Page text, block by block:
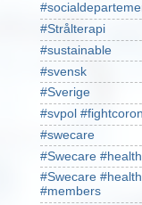
#Strålterapi
#sustainable
#svensk
#Sverige
#svpol
#swecare
#Swecare
#Swecare
#members